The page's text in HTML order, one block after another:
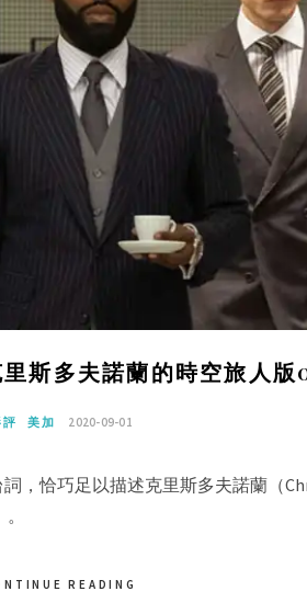
斯多夫諾蘭的時空旅人版
評 美加 2020-09-01
，恰巧足以描述克里斯多夫諾蘭（
READING